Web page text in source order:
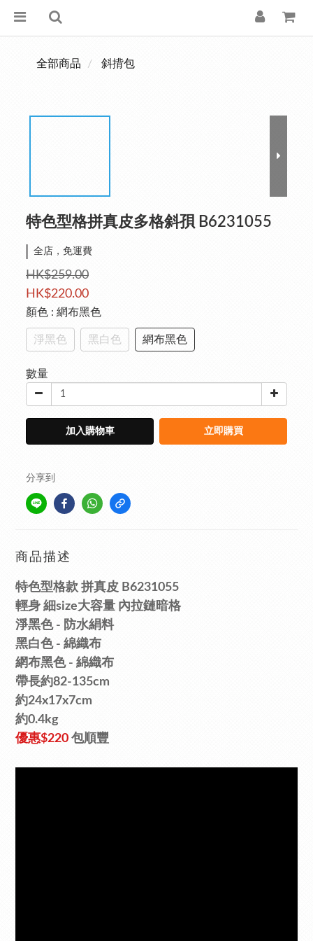
全部商品 斜揹包
特色型格拼真皮多格斜孭 B6231055
全店，免運費
HK$259.00
HK$220.00
顏色 : 網布黑色
淨黑色 黑白色 網布黑色
數量
加入購物車 立即購買
分享到
商品描述
特色型格款 拼真皮 B6231055
輕身 細size大容量 內拉鏈暗格
淨黑色 - 防水絹料
黑白色 - 綿織布
網布黑色 - 綿織布
帶長約82-135cm
約24x17x7cm
約0.4kg
優惠$220 包順豐